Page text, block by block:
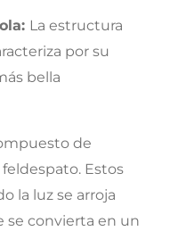
La estructura
por su
bella
de
Estos
la luz se arroja
se convierta en un